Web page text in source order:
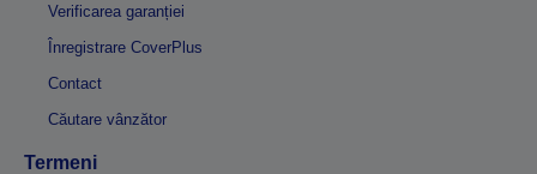
Verificarea garanției
Înregistrare CoverPlus
Contact
Căutare vânzător
Termeni